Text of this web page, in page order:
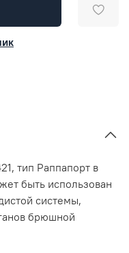
тип Раппапорт в
быть использован
системы,
брюшной